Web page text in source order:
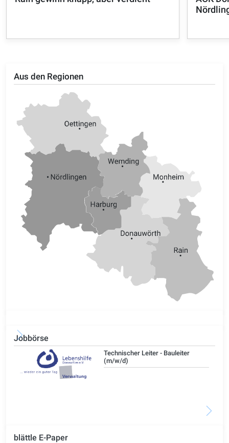
Aus den Regionen
Jobbörse
Technischer Leiter - Bauleiter
(m/w/d)
blättle E-Paper